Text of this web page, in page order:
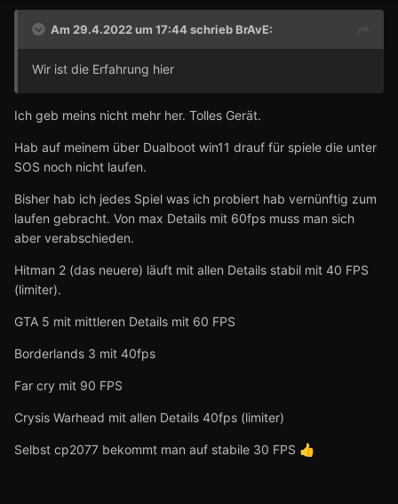
Am 29.4.2022 um 17:44 schriebBrAvE:
Wir ist die Erfahrung hier
Ich geb meins nicht mehr her. Tolles Gerät.
Hab auf meinem über Dualboot win11 drauf für spiele die unter
SOS noch nicht laufen.
Bisher hab ich jedes Spiel was ich probiert hab vernünftig zum
laufen gebracht. Von max Details mit 60fps muss man sich
aber verabschieden.
Hitman 2 (das neuere) läuft mit allen Details stabil mit 40 FPS
(limiter).
GTA 5 mit mittleren Details mit 60 FPS
Borderlands 3 mit 40fps
Far cry mit 90 FPS
Crysis Warhead mit allen Details 40fps (limiter)
Selbst cp2077 bekommt man auf stabile 30 FPS 👍